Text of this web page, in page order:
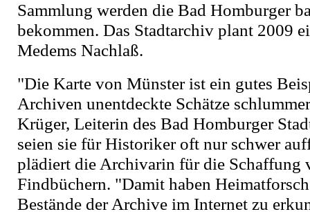
Sammlung werden die Bad Homburger
bekommen. Das Stadtarchiv plant 2009
Medems Nachlaß.
"Die Karte von Münster ist ein gutes
Archiven unentdeckte Schätze
Krüger, Leiterin des Bad Homburger
seien sie für Historiker oft nur schwer
plädiert die Archivarin für die Schaffung
Findbüchern. "Damit haben
Bestände der Archive im Internet zu